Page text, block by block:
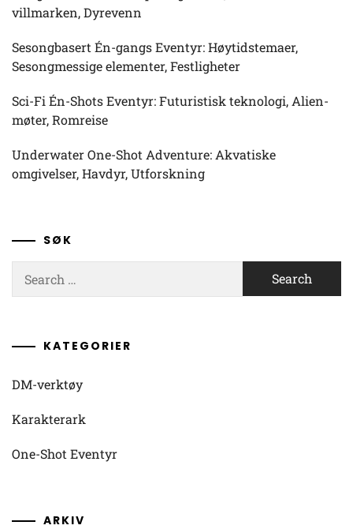
villmarken, Dyrevenn
Sesongbasert Én-gangs Eventyr: Høytidstemaer,
Sesongmessige elementer, Festligheter
Sci-Fi Én-Shots Eventyr: Futuristisk teknologi, Alien-
møter, Romreise
Underwater One-Shot Adventure: Akvatiske
omgivelser, Havdyr, Utforskning
SØK
for:
KATEGORIER
DM-verktøy
Karakterark
One-Shot Eventyr
ARKIV